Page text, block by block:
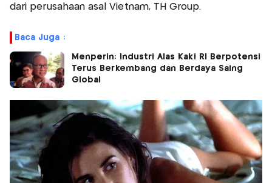
dari perusahaan asal Vietnam, TH Group.
Baca Juga :
Menperin: Industri Alas Kaki RI Berpotensi
Terus Berkembang dan Berdaya Saing
Global